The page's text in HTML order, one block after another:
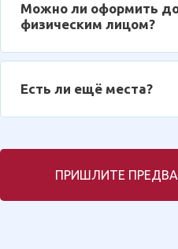
Можно ли оформить
физическим лицом?
Есть ли ещё места?
ПРИШЛИТЕ